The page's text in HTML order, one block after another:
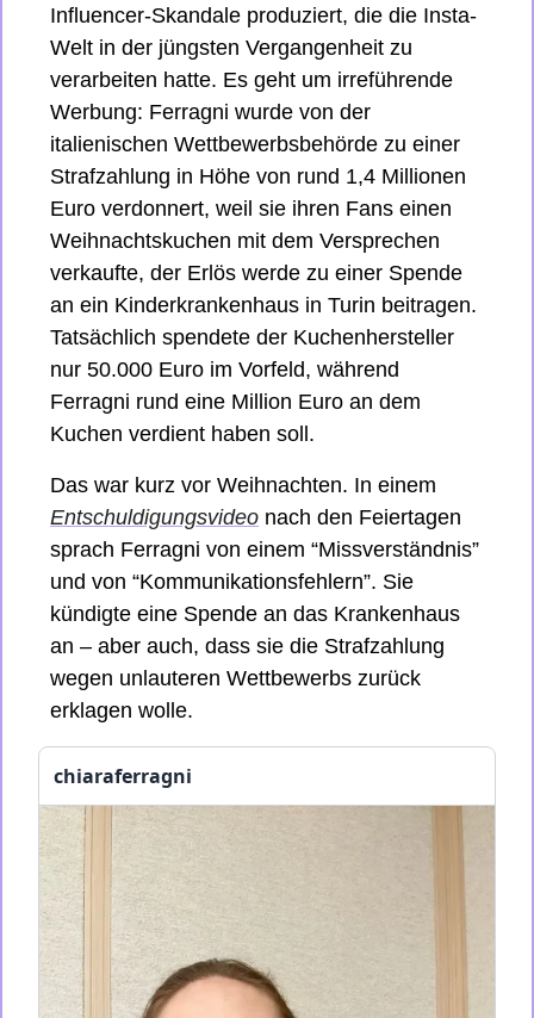
Influencer-Skandale produziert, die die Insta-
Welt in der jüngsten Vergangenheit zu
verarbeiten hatte. Es geht um irreführende
Werbung: Ferragni wurde von der
italienischen Wettbewerbsbehörde zu einer
Strafzahlung in Höhe von rund 1,4 Millionen
Euro verdonnert, weil sie ihren Fans einen
Weihnachtskuchen mit dem Versprechen
verkaufte, der Erlös werde zu einer Spende
an ein Kinderkrankenhaus in Turin beitragen.
Tatsächlich spendete der Kuchenhersteller
nur 50.000 Euro im Vorfeld, während
Ferragni rund eine Million Euro an dem
Kuchen verdient haben soll.
Entschuldigungsvideo nach den Feiertagen
sprach Ferragni von einem “Missverständnis”
und von “Kommunikationsfehlern”. Sie
kündigte eine Spende an das Krankenhaus
an – aber auch, dass sie die Strafzahlung
wegen unlauteren Wettbewerbs zurück
erklagen wolle.
chiaraferragni